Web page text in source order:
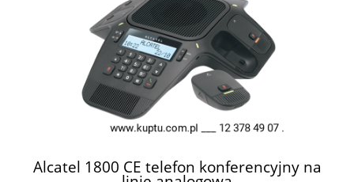
Alcatel 1800 CE telefon konferencyjny na